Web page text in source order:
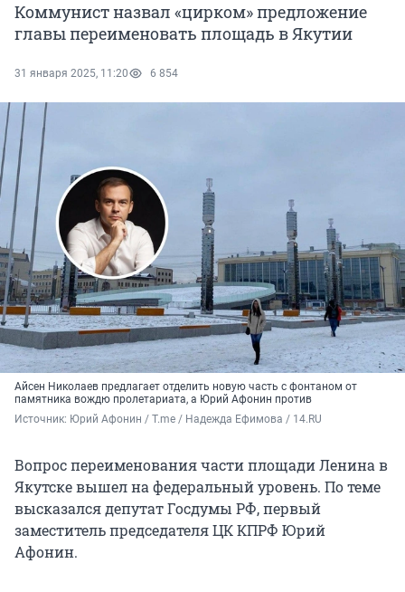
Коммунист назвал «цирком» предложение
главы переименовать площадь в Якутии
31 января 2025, 11:20 6 854
Айсен Николаев предлагает отделить новую часть с фонтаном от
памятника вождю пролетариата, а Юрий Афонин против
Источник: Юрий Афонин / T.me / Надежда Ефимова / 14.RU
Вопрос переименования части площади Ленина в
Якутске вышел на федеральный уровень. По теме
высказался депутат Госдумы РФ, первый
заместитель председателя ЦК КПРФ Юрий
Афонин.